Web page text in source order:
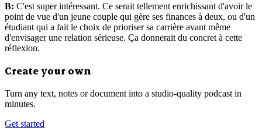
B: C'est super intéressant. Ce serait tellement enrichissant d'avoir le
point de vue d'un jeune couple qui gère ses finances à deux, ou d'un
étudiant qui a fait le choix de prioriser sa carrière avant même
d'envisager une relation sérieuse. Ça donnerait du concret à cette
réflexion.
Create your own
Turn any text, notes or document into a studio-quality podcast in
minutes.
Get started